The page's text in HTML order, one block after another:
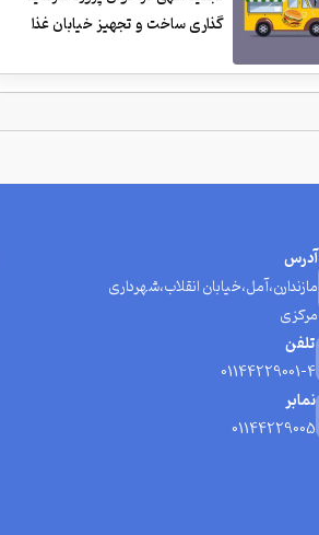
گذاری ساخت و تجهیز خیابان غذا
آدرس
مازندارن،آمل،خیابان انقلاب،شهرداری
مرکزی
تلفن
01144229001-4
نمابر
01144229005